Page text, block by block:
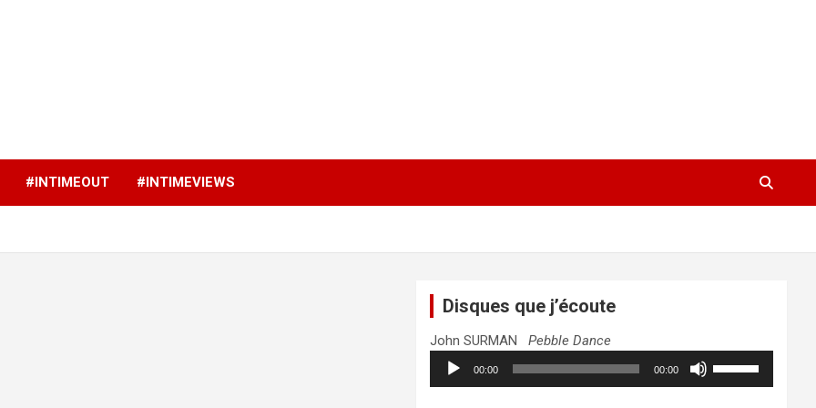
#INTIMEOUT #INTIMEVIEWS
Disques que j’écoute
John SURMANPebble Dance
Lecteur
audio
00:00 00:00